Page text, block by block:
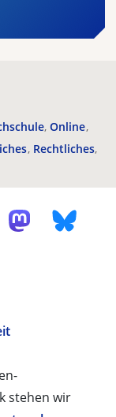
Online
Rechtliches
stehen wir